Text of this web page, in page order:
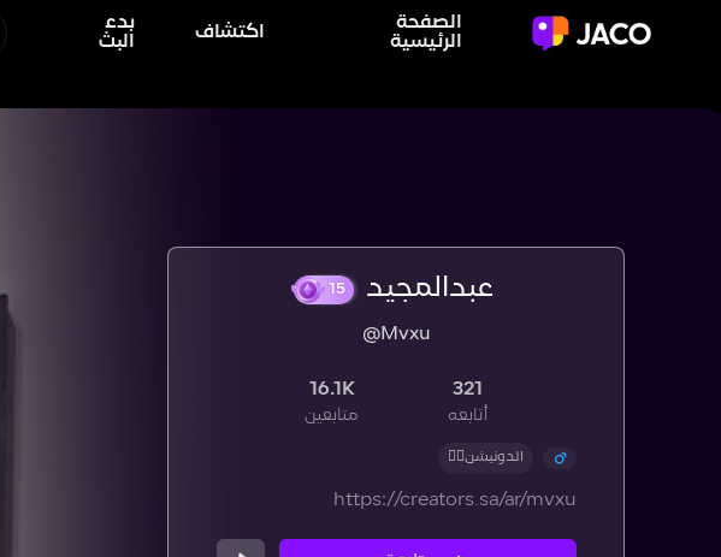
الصفحة
الرئيسية
اكتشاف
بدء
البث
عبدالمجيد
@Mvxu
321
أتابعه
16.1K
متابعين
الدونيشن👇🏼
https://creators.sa/ar/mvxu